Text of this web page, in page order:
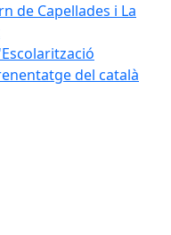
de Capellades i La
del català